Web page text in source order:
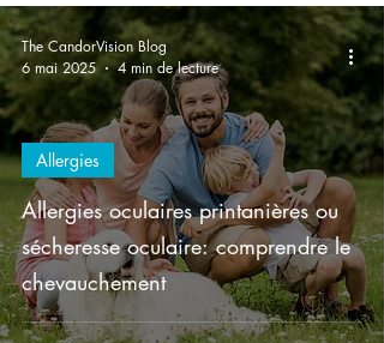
Allergies oculaires printanières ou
sécheresse oculaire: comprendre le
chevauchement
Allergies
The CandorVision Blog
6 mai 2025
4 min de lecture